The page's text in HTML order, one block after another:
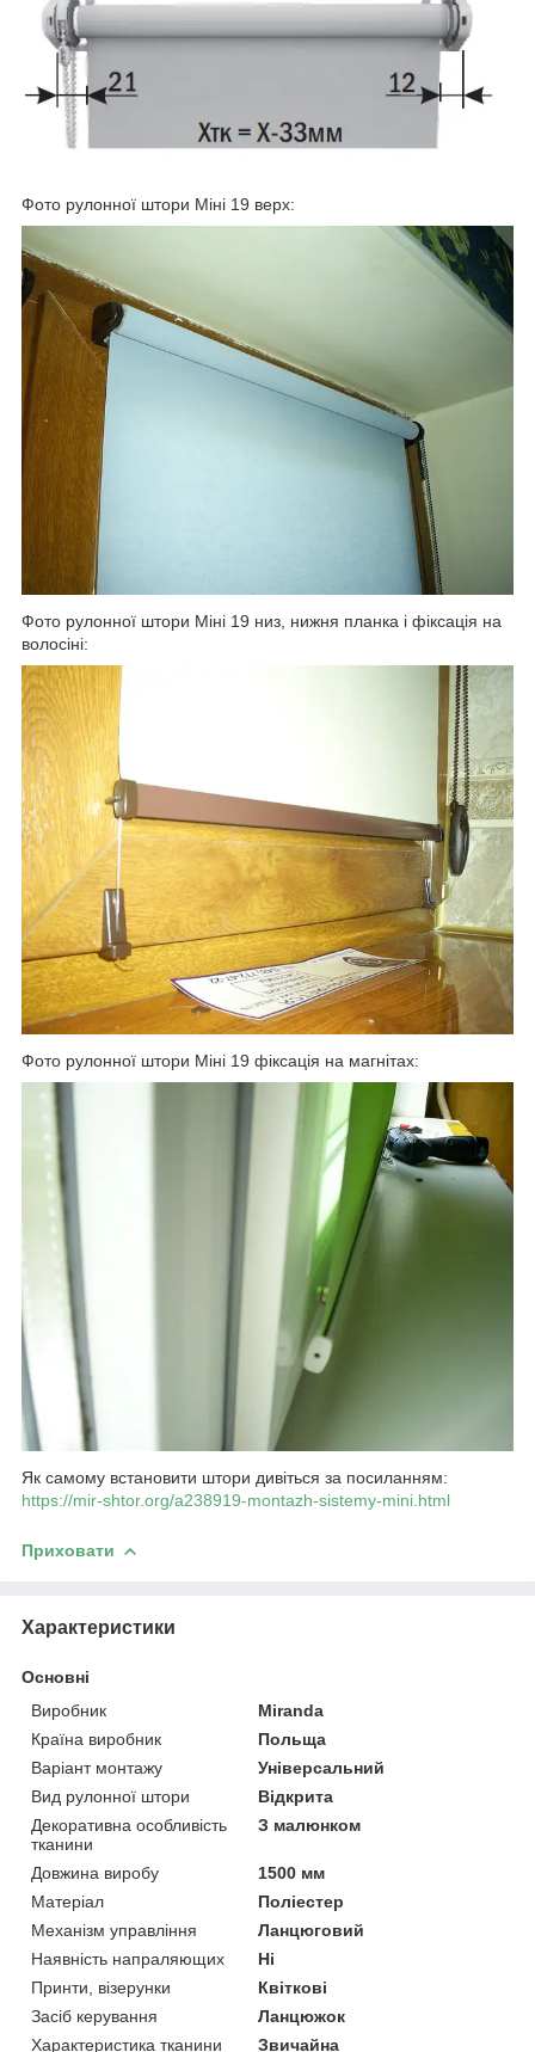
Фото рулонної штори Міні 19 верх:
Фото рулонної штори Міні 19 низ, нижня планка і фіксація на
волосіні:
Фото рулонної штори Міні 19 фіксація на магнітах:
Як самому встановити штори дивіться за посиланням:
https://mir-shtor.org/a238919-montazh-sistemy-mini.html
Приховати
Характеристики
Основні
Виробник
Miranda
Країна виробник
Польща
Варіант монтажу
Універсальний
Вид рулонної штори
Відкрита
Декоративна особливість
тканини
З малюнком
Довжина виробу
1500 мм
Матеріал
Поліестер
Механізм управління
Ланцюговий
Наявність напраляющих
Ні
Принти, візерунки
Квіткові
Засіб керування
Ланцюжок
Характеристика тканини
Звичайна